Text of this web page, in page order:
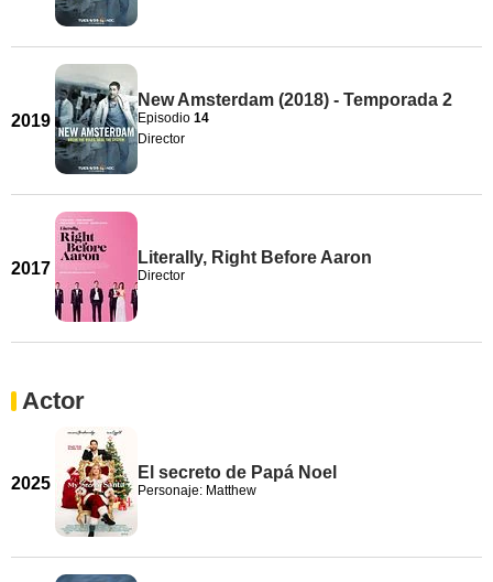
2019
New Amsterdam (2018) - Temporada 2
Episodio 14
Director
2017
Literally, Right Before Aaron
Director
Actor
2025
El secreto de Papá Noel
Personaje: Matthew